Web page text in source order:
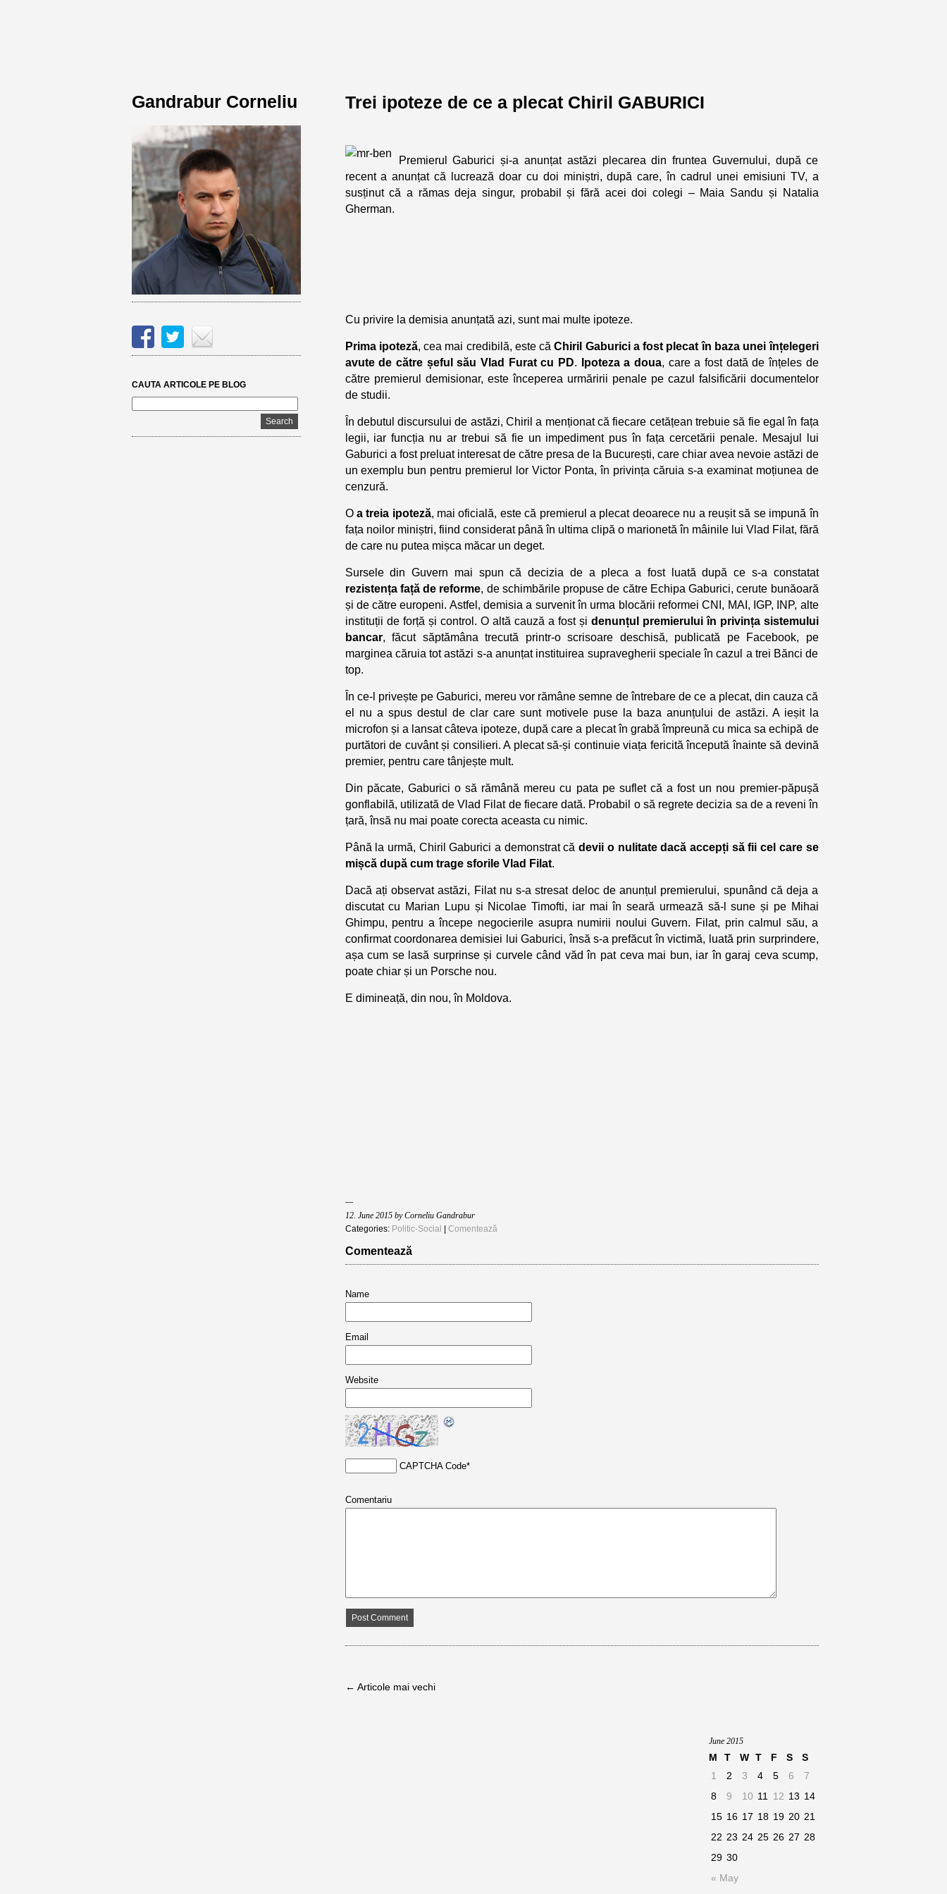
Gandrabur Corneliu
CAUTA ARTICOLE PE BLOG
Trei ipoteze de ce a plecat Chiril GABURICI
Premierul Gaburici și-a anunțat astăzi plecarea din fruntea Guvernului, după ce
recent a anunțat că lucrează doar cu doi miniștri, după care, în cadrul unei emisiuni TV, a
susținut că a rămas deja singur, probabil și fără acei doi colegi – Maia Sandu și Natalia
Gherman.
Cu privire la demisia anunțată azi, sunt mai multe ipoteze.
Prima ipoteză, cea mai credibilă, este că Chiril Gaburici a fost plecat în baza unei înțelegeri
avute de către șeful său Vlad Furat cu PD. Ipoteza a doua, care a fost dată de înțeles de
către premierul demisionar, este începerea urmăririi penale pe cazul falsificării documentelor
de studii.
În debutul discursului de astăzi, Chiril a menționat că fiecare cetățean trebuie să fie egal în fața
legii, iar funcția nu ar trebui să fie un impediment pus în fața cercetării penale. Mesajul lui
Gaburici a fost preluat interesat de către presa de la București, care chiar avea nevoie astăzi de
un exemplu bun pentru premierul lor Victor Ponta, în privința căruia s-a examinat moțiunea de
cenzură.
O a treia ipoteză, mai oficială, este că premierul a plecat deoarece nu a reușit să se impună în
fața noilor miniștri, fiind considerat până în ultima clipă o marionetă în mâinile lui Vlad Filat, fără
de care nu putea mișca măcar un deget.
Sursele din Guvern mai spun că decizia de a pleca a fost luată după ce s-a constatat
rezistența față de reforme, de schimbările propuse de către Echipa Gaburici, cerute bunăoară
și de către europeni. Astfel, demisia a survenit în urma blocării reformei CNI, MAI, IGP, INP, alte
instituții de forță și control. O altă cauză a fost și denunțul premierului în privința sistemului
bancar, făcut săptămâna trecută printr-o scrisoare deschisă, publicată pe Facebook, pe
marginea căruia tot astăzi s-a anunțat instituirea supravegherii speciale în cazul a trei Bănci de
top.
În ce-l privește pe Gaburici, mereu vor rămâne semne de întrebare de ce a plecat, din cauza că
el nu a spus destul de clar care sunt motivele puse la baza anunțului de astăzi. A ieșit la
microfon și a lansat câteva ipoteze, după care a plecat în grabă împreună cu mica sa echipă de
purtători de cuvânt și consilieri. A plecat să-și continuie viața fericită începută înainte să devină
premier, pentru care tânjește mult.
Din păcate, Gaburici o să rămână mereu cu pata pe suflet că a fost un nou premier-păpușă
gonflabilă, utilizată de Vlad Filat de fiecare dată. Probabil o să regrete decizia sa de a reveni în
țară, însă nu mai poate corecta aceasta cu nimic.
Până la urmă, Chiril Gaburici a demonstrat cădevii o nulitate dacă accepți să fii cel care se
mișcă după cum trage sforile Vlad Filat.
Dacă ați observat astăzi, Filat nu s-a stresat deloc de anunțul premierului, spunând că deja a
discutat cu Marian Lupu și Nicolae Timofti, iar mai în seară urmează să-l sune și pe Mihai
Ghimpu, pentru a începe negocierile asupra numirii noului Guvern. Filat, prin calmul său, a
confirmat coordonarea demisiei lui Gaburici, însă s-a prefăcut în victimă, luată prin surprindere,
așa cum se lasă surprinse și curvele când văd în pat ceva mai bun, iar în garaj ceva scump,
poate chiar și un Porsche nou.
E dimineață, din nou, în Moldova.
12. June 2015 by Corneliu Gandrabur
Categories: Politic-Social Comentează
Comentează
Name
Email
Website
CAPTCHA Code*
Comentariu
← Articole mai vechi
June 2015
M T W T F S S
« May
1 2 3 4 5 6
7
8
9 10 11 12 13 14
15 16 17 18 19 20 21
22 23 24 25 26 27 28
29 30